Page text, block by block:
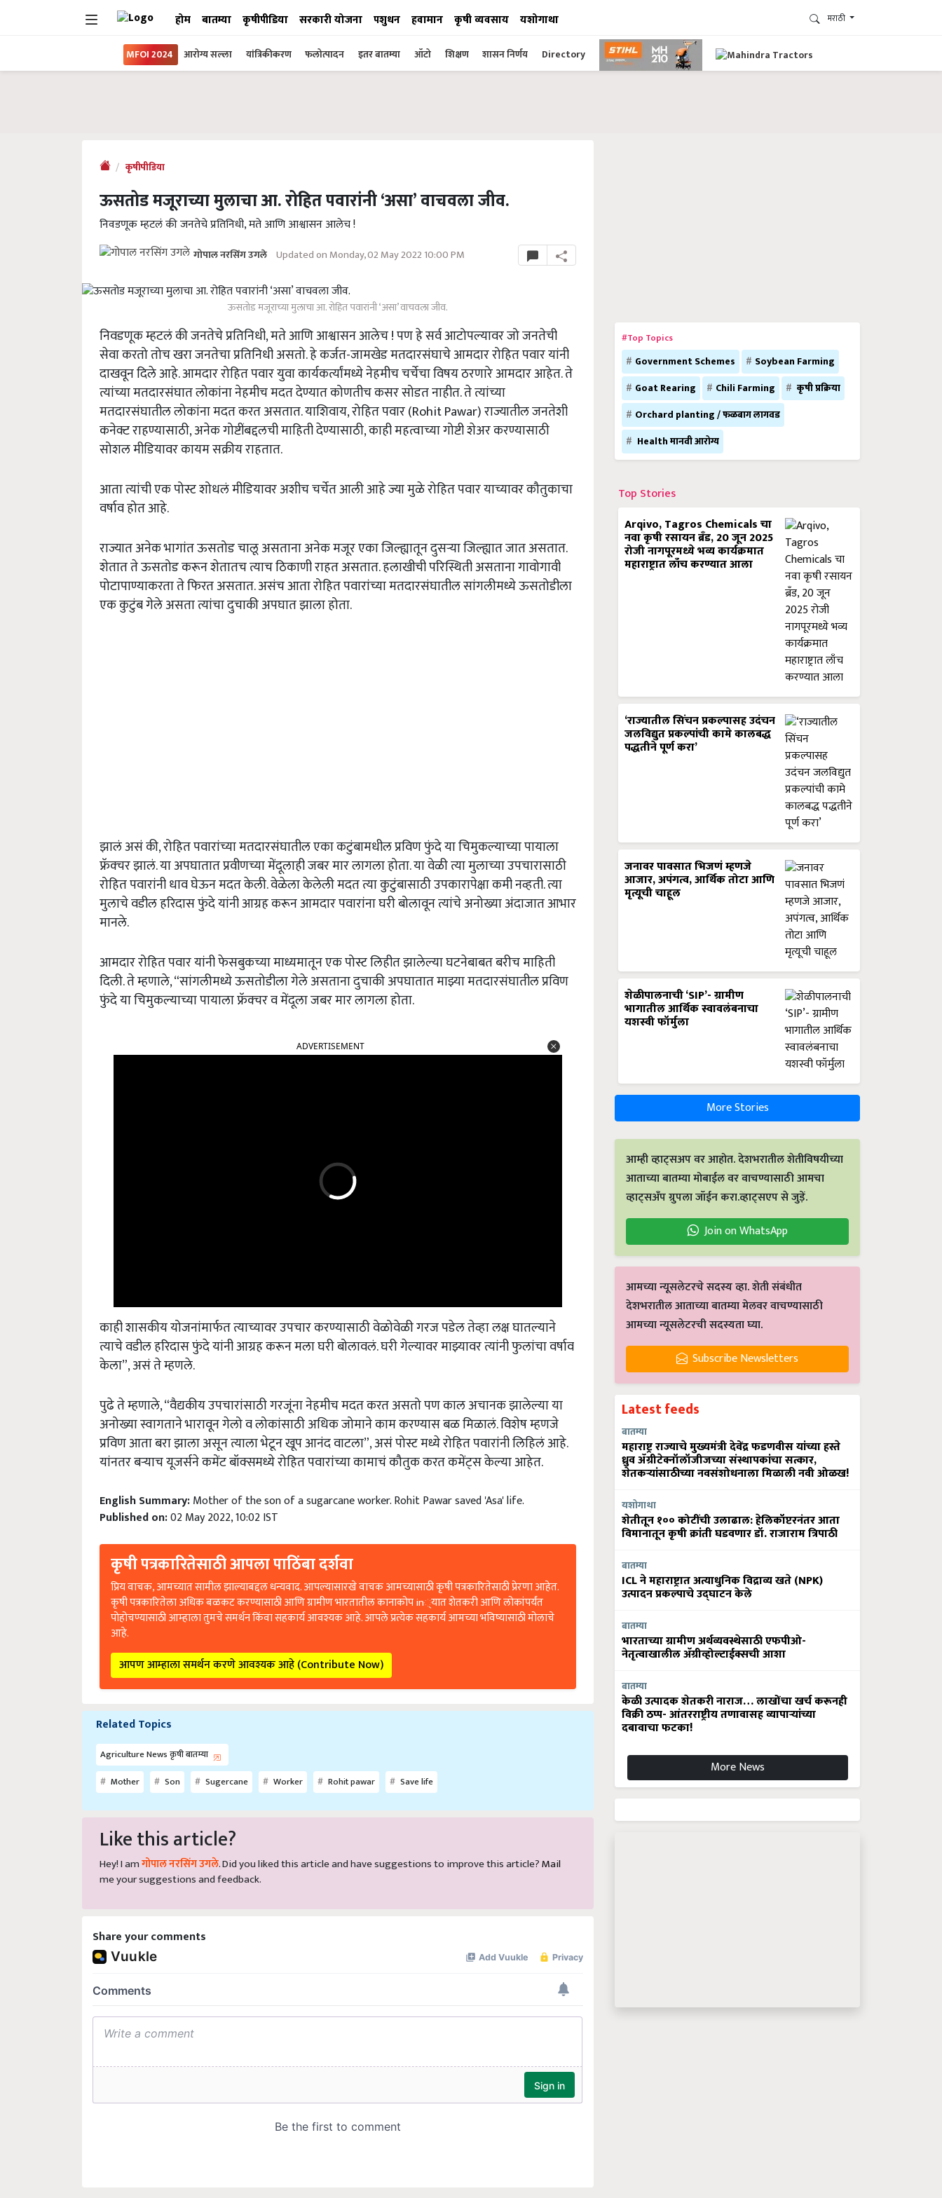
होम बातम्या कृषीपीडिया सरकारी योजना पशुधन हवामान कृषी व्यवसाय यशोगाथा मराठी
MFOI 2024 आरोग्य सल्ला यांत्रिकीकरण फलोत्पादन इतर बातम्या ऑटो शिक्षण शासन निर्णय Directory
कृषीपीडिया
ऊसतोड मजूराच्या मुलाचा आ. रोहित पवारांनी ‘असा’ वाचवला जीव.
निवडणूक म्हटलं की जनतेचे प्रतिनिधी, मते आणि आश्वासन आलेच !
गोपाल नरसिंग उगले Updated on Monday, 02 May 2022 10:00 PM
ऊसतोड मजूराच्या मुलाचा आ. रोहित पवारांनी ‘असा’ वाचवला जीव.
निवडणूक म्हटलं की जनतेचे प्रतिनिधी, मते आणि आश्वासन आलेच ! पण हे सर्व आटोपल्यावर जो जनतेची
सेवा करतो तोच खरा जनतेचा प्रतिनिधी असतो. हे कर्जत-जामखेड मतदारसंघाचे आमदार रोहित पवार यांनी
दाखवून दिले आहे. आमदार रोहित पवार युवा कार्यकर्त्यांमध्ये नेहमीच चर्चेचा विषय ठरणारे आमदार आहेत. ते
त्यांच्या मतदारसंघात लोकांना नेहमीच मदत देण्यात कोणतीच कसर सोडत नाहीत. ते त्यांच्या
मतदारसंघातील लोकांना मदत करत असतात. याशिवाय, रोहित पवार (Rohit Pawar) राज्यातील जनतेशी
कनेक्ट राहण्यासाठी, अनेक गोष्टींबद्दलची माहिती देण्यासाठी, काही महत्वाच्या गोष्टी शेअर करण्यासाठी
सोशल मीडियावर कायम सक्रीय राहतात.
आता त्यांची एक पोस्ट शोधलं मीडियावर अशीच चर्चेत आली आहे ज्या मुळे रोहित पवार याच्यावर कौतुकाचा
वर्षाव होत आहे.
राज्यात अनेक भागांत ऊसतोड चालू असताना अनेक मजूर एका जिल्ह्यातून दुसऱ्या जिल्ह्यात जात असतात.
शेतात ते ऊसतोड करून शेतातच त्याच ठिकाणी राहत असतात. हलाखीची परिस्थिती असताना गावोगावी
पोटापाण्याकरता ते फिरत असतात. असंच आता रोहित पवारांच्या मतदारसंघातील सांगलीमध्ये ऊसतोडीला
एक कुटुंब गेले असता त्यांचा दुचाकी अपघात झाला होता.
झालं असं की, रोहित पवारांच्या मतदारसंघातील एका कटुंबामधील प्रविण फुंदे या चिमुकल्याच्या पायाला
फ्रॅक्चर झालं. या अपघातात प्रवीणच्या मेंदूलाही जबर मार लागला होता. या वेळी त्या मुलाच्या उपचारासाठी
रोहित पवारांनी धाव घेऊन मदत केली. वेळेला केलेली मदत त्या कुटुंबासाठी उपकारापेक्षा कमी नव्हती. त्या
मुलाचे वडील हरिदास फुंदे यांनी आग्रह करून आमदार पवारांना घरी बोलावून त्यांचे अनोख्या अंदाजात आभार
मानले.
आमदार रोहित पवार यांनी फेसबुकच्या माध्यमातून एक पोस्ट लिहीत झालेल्या घटनेबाबत बरीच माहिती
दिली. ते म्हणाले, “सांगलीमध्ये ऊसतोडीला गेले असताना दुचाकी अपघातात माझ्या मतदारसंघातील प्रविण
फुंदे या चिमुकल्याच्या पायाला फ्रॅक्चर व मेंदूला जबर मार लागला होता.
काही शासकीय योजनांमार्फत त्याच्यावर उपचार करण्यासाठी वेळोवेळी गरज पडेल तेव्हा लक्ष घातल्याने
त्याचे वडील हरिदास फुंदे यांनी आग्रह करून मला घरी बोलावलं. घरी गेल्यावर माझ्यावर त्यांनी फुलांचा वर्षाव
केला”, असं ते म्हणले.
पुढे ते म्हणाले, “वैद्यकीय उपचारांसाठी गरजूंना नेहमीच मदत करत असतो पण काल अचानक झालेल्या या
अनोख्या स्वागताने भारावून गेलो व लोकांसाठी अधिक जोमाने काम करण्यास बळ मिळालं. विशेष म्हणजे
प्रविण आता बरा झाला असून त्याला भेटून खूप आनंद वाटला”, असं पोस्ट मध्ये रोहित पवारांनी लिहिलं आहे.
यांनतर बऱ्याच यूजर्सने कमेंट बॉक्समध्ये रोहित पवारांच्या कामाचं कौतुक करत कमेंट्स केल्या आहेत.
English Summary: Mother of the son of a sugarcane worker. Rohit Pawar saved 'Asa' life.
Published on:02 May 2022, 10:02 IST
कृषी पत्रकारितेसाठी आपला पाठिंबा दर्शवा
प्रिय वाचक, आमच्यात सामील झाल्याबद्दल धन्यवाद. आपल्यासारखे वाचक आमच्यासाठी कृषी पत्रकारितेसाठी प्रेरणा आहेत.
कृषी पत्रकारितेला अधिक बळकट करण्यासाठी आणि ग्रामीण भारतातील कानाकोप in्यात शेतकरी आणि लोकांपर्यंत
पोहोचण्यासाठी आम्हाला तुमचे समर्थन किंवा सहकार्य आवश्यक आहे. आपले प्रत्येक सहकार्य आमच्या भविष्यासाठी मोलाचे
आहे.
आपण आम्हाला समर्थन करणे आवश्यक आहे (Contribute Now)
Related Topics
Agriculture News कृषी बातम्या
Mother
Son Sugercane Worker Rohit pawar Save life
Like this article?
Hey! I am गोपाल नरसिंग उगले . Did you liked this article and have suggestions to improve this article? Mail
me your suggestions and feedback.
Share your comments
#Top Topics
Government Schemes
Soybean Farming
Goat Rearing
Chili Farming
कृषी प्रक्रिया
Orchard planting / फळबाग लागवड
Health मानवी आरोग्य
Top Stories
Arqivo, Tagros Chemicals चा
नवा कृषी रसायन ब्रँड, 20 जून 2025
रोजी नागपूरमध्ये भव्य कार्यक्रमात
महाराष्ट्रात लाँच करण्यात आला
‘राज्यातील सिंचन प्रकल्पासह उदंचन
जलविद्युत प्रकल्पांची कामे कालबद्ध
पद्धतीने पूर्ण करा’
जनावर पावसात भिजणं म्हणजे
आजार, अपंगत्व, आर्थिक तोटा आणि
मृत्यूची चाहूल
शेळीपालनाची ‘SIP’- ग्रामीण
भागातील आर्थिक स्वावलंबनाचा
यशस्वी फॉर्मुला
More Stories
आम्ही व्हाट्सअप वर आहोत. देशभरातील शेतीविषयीच्या
आताच्या बातम्या मोबाईल वर वाचण्यासाठी आमचा
व्हाट्सअँप ग्रुपला जॉईन करा.व्हाट्सएप से जुड़ें.
Join on WhatsApp
आमच्या न्यूसलेटरचे सदस्य व्हा. शेती संबंधीत
देशभरातील आताच्या बातम्या मेलवर वाचण्यासाठी
आमच्या न्यूसलेटरची सदस्यता घ्या.
Subscribe Newsletters
Latest feeds
बातम्या
महाराष्ट्र राज्याचे मुख्यमंत्री देवेंद्र फडणवीस यांच्या हस्ते
ध्रुव ॲग्रीटेक्नॉलॉजीजच्या संस्थापकांचा सत्कार,
शेतकऱ्यांसाठीच्या नवसंशोधनाला मिळाली नवी ओळख!
यशोगाथा
शेतीतून १०० कोटींची उलाढाल: हेलिकॉप्टरनंतर आता
विमानातून कृषी क्रांती घडवणार डॉ. राजाराम त्रिपाठी
बातम्या
ICL ने महाराष्ट्रात अत्याधुनिक विद्राव्य खते (NPK)
उत्पादन प्रकल्पाचे उद्घाटन केले
बातम्या
भारताच्या ग्रामीण अर्थव्यवस्थेसाठी एफपीओ-
नेतृत्वाखालील अ‍ॅग्रीव्होल्टाईक्सची आशा
बातम्या
केळी उत्पादक शेतकरी नाराज… लाखोंचा खर्च करूनही
विक्री ठप्प- आंतरराष्ट्रीय तणावासह व्यापाऱ्यांच्या
दबावाचा फटका!
More News